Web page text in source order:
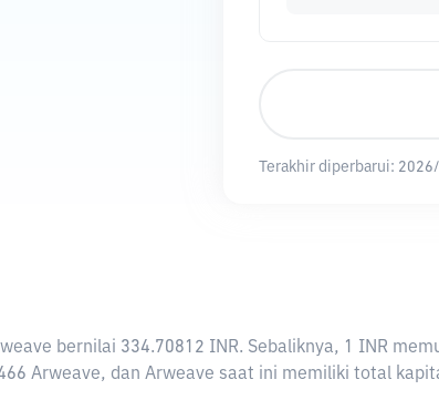
Terakhir diperbarui:
bernilai 334.70812 INR. Sebaliknya, 1 INR
Arweave, dan Arweave saat ini memiliki total